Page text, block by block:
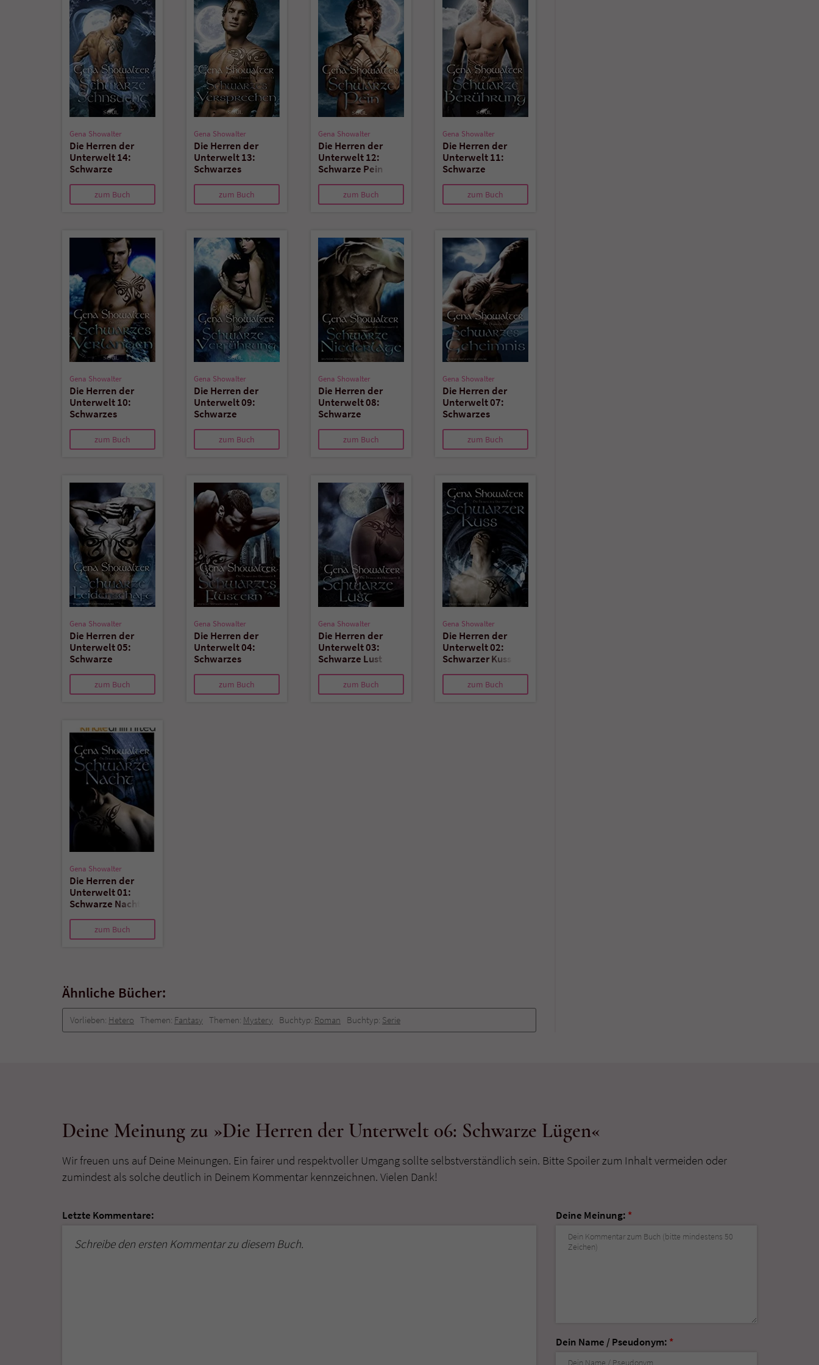
Gena Showalter
Die Herren der
Unterwelt 14:
Schwarze
zum Buch
Gena Showalter
Die Herren der
Unterwelt 13:
Schwarzes
zum Buch
Gena Showalter
Die Herren der
Unterwelt 12:
Schwarze Pein
zum Buch
Gena Showalter
Die Herren der
Unterwelt 11:
Schwarze
zum Buch
Gena Showalter
Die Herren der
Unterwelt 10:
Schwarzes
zum Buch
Gena Showalter
Die Herren der
Unterwelt 09:
Schwarze
zum Buch
Gena Showalter
Die Herren der
Unterwelt 08:
Schwarze
zum Buch
Gena Showalter
Die Herren der
Unterwelt 07:
Schwarzes
zum Buch
Gena Showalter
Die Herren der
Unterwelt 05:
Schwarze
zum Buch
Gena Showalter
Die Herren der
Unterwelt 04:
Schwarzes
zum Buch
Gena Showalter
Die Herren der
Unterwelt 03:
Schwarze Lust
zum Buch
Gena Showalter
Die Herren der
Unterwelt 02:
Schwarzer Kuss
zum Buch
Gena Showalter
Die Herren der
Unterwelt 01:
Schwarze Nacht
zum Buch
Ähnliche Bücher:
Vorlieben: Hetero Themen: Fantasy Themen: Mystery Buchtyp: Roman Buchtyp: Serie
Deine Meinung zu »Die Herren der Unterwelt 06: Schwarze Lügen«
Wir freuen uns auf Deine Meinungen. Ein fairer und respektvoller Umgang sollte selbstverständlich sein. Bitte Spoiler zum Inhalt vermeiden oder
zumindest als solche deutlich in Deinem Kommentar kennzeichnen. Vielen Dank!
Letzte Kommentare:
Schreibe den ersten Kommentar zu diesem Buch.
Deine Meinung: *
Dein Name / Pseudonym: *
überprüfen.